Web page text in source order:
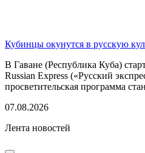
Кубинцы окунутся в русскую
В Гаване (Республика Куба)
Russian Express («Русский
просветительская программа
07.08.2026
Лента новостей